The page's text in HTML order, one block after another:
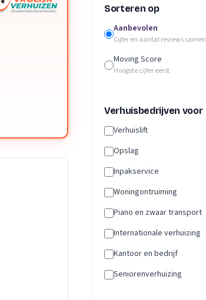
Sorteren op
Aanbevolen
Cijfer en aantal reviews samen
Moving Score
Hoogste cijfer eerst
Verhuisbedrijven voor
Verhuislift
Opslag
Inpakservice
Woningontruiming
Piano en zwaar transport
Internationale verhuizing
Kantoor en bedrijf
Seniorenverhuizing